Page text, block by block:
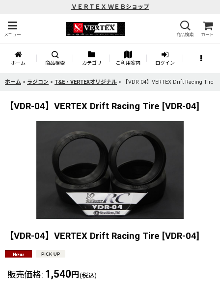
ＶＥＲＴＥＸ ＷＥＢショップ
メニュー 商品検索 カート
ホーム 商品検索 カテゴリ ご利用案内 ログイン
ホーム > ラジコン > T&E・VERTEXオリジナル > 【VDR-04】VERTEX Drift Racing Tire
【VDR-04】VERTEX Drift Racing Tire [VDR-04]
【VDR-04】VERTEX Drift Racing Tire [VDR-04]
販売価格: 1,540 円 (税込)